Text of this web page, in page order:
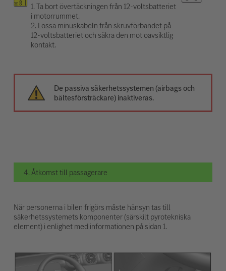
1. Ta bort övertäckningen från 12-voltsbatteriet
i motorrummet.
2. Lossa minuskabeln från skruvförbandet på
12-voltsbatteriet och säkra den mot oavsiktlig
kontakt.
De passiva säkerhetssystemen (airbags och
bältesförsträckare) inaktiveras.
4. Åtkomst till passagerare
När personerna i bilen frigörs måste hänsyn tas till
säkerhetssystemets komponenter (särskilt pyrotekniska
element) i enlighet med informationen på sidan 1.